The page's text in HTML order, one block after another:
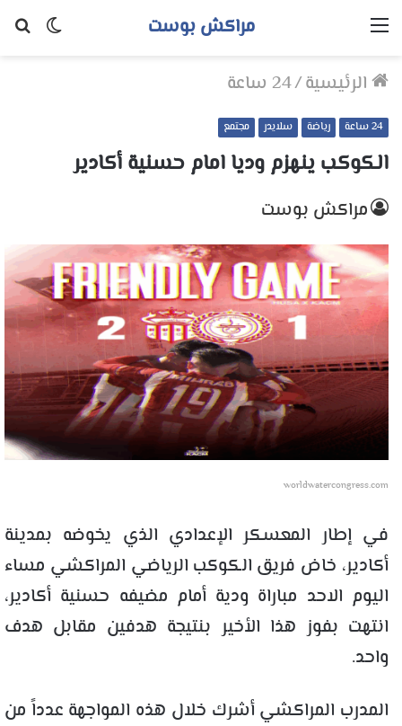
الوضع
مراكش بوست القائمة
الرئيسية/24 ساعة
24 ساعة رياضة سلايدر مجتمع
الكوكب ينهزم وديا امام حسنية أكادير
مراكش بوست
worldwatercongress.com
في إطار المعسكر الإعدادي الذي يخوضه بمدينة
أكادير، خاض فريق الكوكب الرياضي المراكشي مساء
اليوم الاحد مباراة ودية أمام مضيفه حسنية أكادير،
انتهت بفوز هذا الأخير بنتيجة هدفين مقابل هدف
واحد.
المدرب المراكشي أشرك خلال هذه المواجهة عدداً من